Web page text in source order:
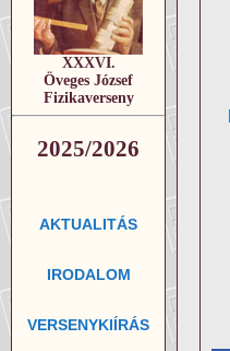
XXXVI.
Öveges József
Fizikaverseny
2025/2026
AKTUALITÁS
IRODALOM
VERSENYKIÍRÁS